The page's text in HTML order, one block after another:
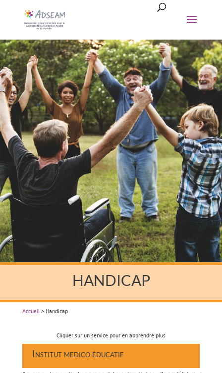
HANDICAP
Accueil > Handicap
Cliquer sur un service pour en apprendre plus
Institut medico éducatif